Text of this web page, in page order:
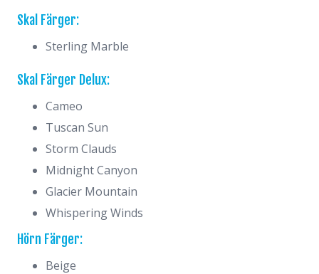
Skal Färger:
Sterling Marble
Skal Färger Delux:
Cameo
Tuscan Sun
Storm Clauds
Midnight Canyon
Glacier Mountain
Whispering Winds
Hörn Färger:
Beige